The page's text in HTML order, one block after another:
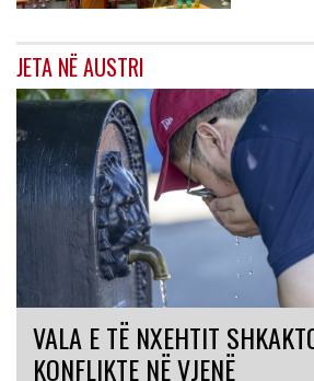
JETA NË AUSTRI
VALA E TË NXEHTIT
KONFLIKTE NË VJENË